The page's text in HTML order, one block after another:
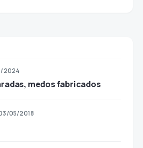
2024
medos fabricados
05/2018